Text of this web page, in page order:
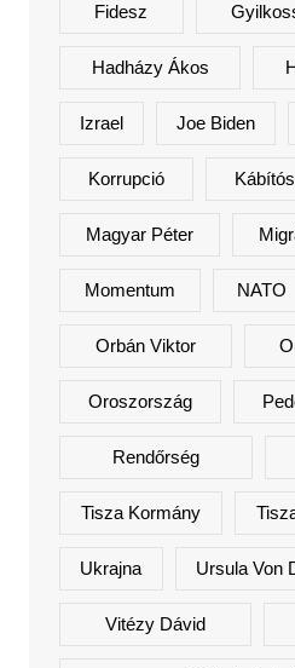
Fidesz
Hadházy Ákos
Izrael Joe Biden
Korrupció
Magyar Péter
Momentum NATO
Orbán Viktor
Oroszország
Rendőrség
Tisza Kormány
Ukrajna Ursula Von
Vitézy Dávid